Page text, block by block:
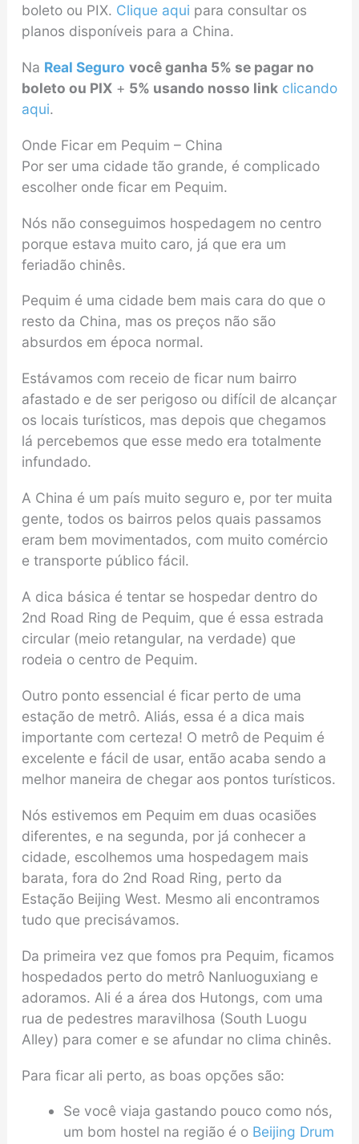
boleto ou PIX. Clique aqui para consultar os
planos disponíveis para a China.
Na Real Seguro você ganha 5% se pagar no
boleto ou PIX+ 5% usando nosso link clicando
aqui.
Onde Ficar em Pequim – China
Por ser uma cidade tão grande, é complicado
escolher onde ficar em Pequim.
Nós não conseguimos hospedagem no centro
porque estava muito caro, já que era um
feriadão chinês.
Pequim é uma cidade bem mais cara do que o
resto da China, mas os preços não são
absurdos em época normal.
Estávamos com receio de ficar num bairro
afastado e de ser perigoso ou difícil de alcançar
os locais turísticos, mas depois que chegamos
lá percebemos que esse medo era totalmente
infundado.
A China é um país muito seguro e, por ter muita
gente, todos os bairros pelos quais passamos
eram bem movimentados, com muito comércio
e transporte público fácil.
A dica básica é tentar se hospedar dentro do
2nd Road Ring de Pequim, que é essa estrada
circular (meio retangular, na verdade) que
rodeia o centro de Pequim.
Outro ponto essencial é ficar perto de uma
estação de metrô. Aliás, essa é a dica mais
importante com certeza! O metrô de Pequim é
excelente e fácil de usar, então acaba sendo a
melhor maneira de chegar aos pontos turísticos.
Nós estivemos em Pequim em duas ocasiões
diferentes, e na segunda, por já conhecer a
cidade, escolhemos uma hospedagem mais
barata, fora do 2nd Road Ring, perto da
Estação Beijing West. Mesmo ali encontramos
tudo que precisávamos.
Da primeira vez que fomos pra Pequim, ficamos
hospedados perto do metrô Nanluoguxiang e
adoramos. Ali é a área dos Hutongs, com uma
rua de pedestres maravilhosa (South Luogu
Alley) para comer e se afundar no clima chinês.
Para ficar ali perto, as boas opções são:
Se você viaja gastando pouco como nós,
um bom hostel na região é o Beijing Drum